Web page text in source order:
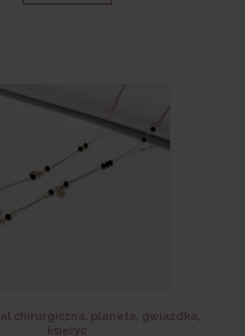
chirurgiczna, planeta, gwiazdka,
księżyc